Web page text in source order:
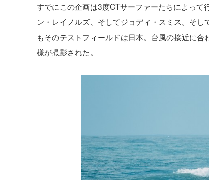
すでにこの企画は3度CTサーファーたちによっ
ン・レイノルズ、そしてジョディ・スミス。そ
もそのテストフィールドは日本。台風の接近に
様が撮影された。